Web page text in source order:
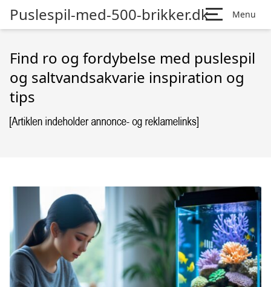
Puslespil-med-500-brikker.dk Menu
Find ro og fordybelse med puslespil
og saltvandsakvarie inspiration og
tips